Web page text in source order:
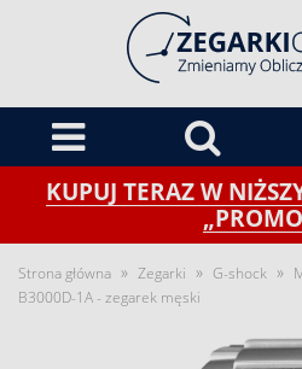
KUPUJ TERAZ W
Strona główna » Zegarki » G-shock »
B3000D-1A - zegarek męski